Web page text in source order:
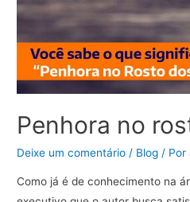
Penhora no
Deixe um comentário / Blog / Por
Como já é de conhecimento na